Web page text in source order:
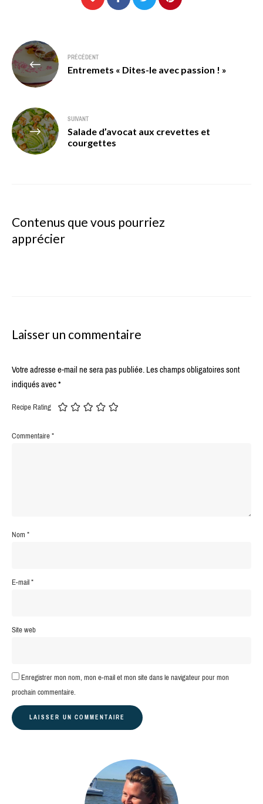
Navigation
de
l’article
PRÉCÉDENT
Entremets « Dites-le avec passion ! »
SUIVANT
Salade d’avocat aux crevettes et
courgettes
Contenus que vous pourriez
apprécier
Laisser un commentaire
Votre adresse e-mail ne sera pas publiée.Les champs obligatoires sont
indiqués avec*
Recipe Rating
Commentaire*
Nom*
E-mail*
Site web
Enregistrer mon nom, mon e-mail et mon site dans le navigateur pour mon
prochain commentaire.